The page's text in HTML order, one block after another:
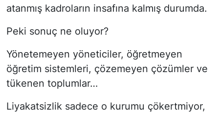
atanmış kadroların insafına kalmış durumda.
Peki sonuç ne oluyor?
Yönetemeyen yöneticiler, öğretmeyen
öğretim sistemleri, çözemeyen çözümler ve
tükenen toplumlar…
Liyakatsizlik sadece o kurumu çökertmiyor,